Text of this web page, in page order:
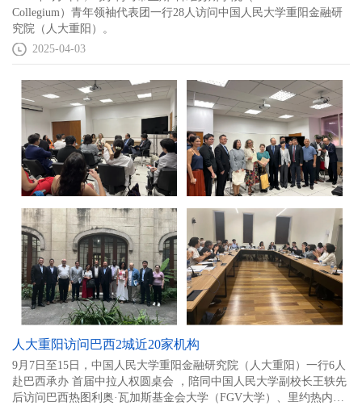
Collegium）青年领袖代表团一行28人访问中国人民大学重阳金融研
究院（人大重阳）。
2025-04-03
人大重阳访问巴西2城近20家机构
9月7日至15日，中国人民大学重阳金融研究院（人大重阳）一行6人
赴巴西承办 首届中拉人权圆桌会 ，陪同中国人民大学副校长王轶先
后访问巴西热图利奥·瓦加斯基金会大学（FGV大学）、里约热内卢